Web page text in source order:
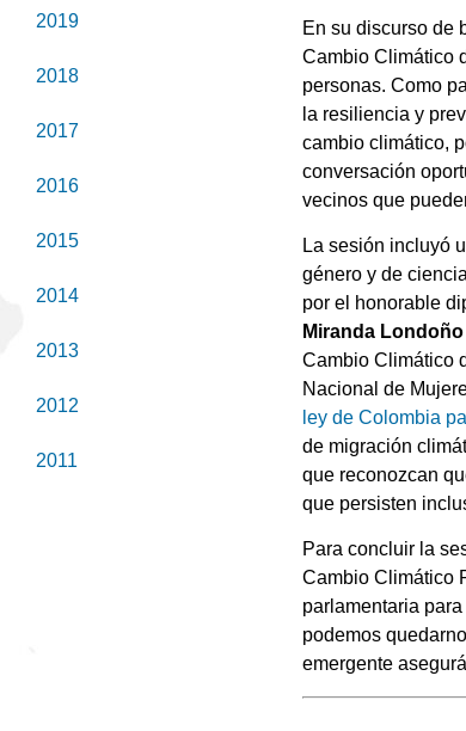
2019
2018
2017
2016
2015
2014
2013
2012
2011
En su discurso de
Cambio Climático
personas. Como
la resiliencia y
cambio climático,
conversación
vecinos que
La sesión incluyó
género y de
por el honorable
Miranda Londoño
Cambio Climático
Nacional de
ley de Colombia
de migración
que reconozcan
que persisten
Para concluir la
Cambio Climático
parlamentaria
podemos
emergente